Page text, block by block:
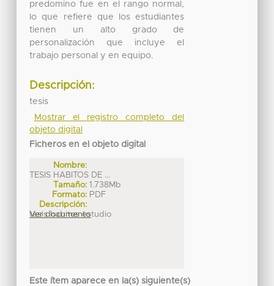
predomino fue en el rango normal,
lo que refiere que los estudiantes
tienen un alto grado de
personalización que incluye el
trabajo personal y en equipo.
Descripción:
tesis
Mostrar el registro completo del
objeto digital
Ficheros en el objeto digital
Nombre:
TESIS HABITOS DE ...
Tamaño: 1.738Mb
Formato: PDF
Descripción:
tesis habitos estudio
Ver documento
Este ítem aparece en la(s) siguiente(s)